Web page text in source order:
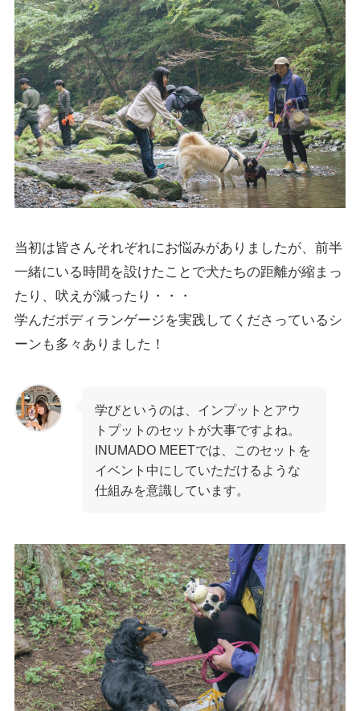
当初は皆さんそれぞれにお悩みがありましたが、前半
一緒にいる時間を設けたことで犬たちの距離が縮まっ
たり、吠えが減ったり・・・
学んだボディランゲージを実践してくださっているシ
ーンも多々ありました！
学びというのは、インプットとアウ
トプットのセットが大事ですよね。
INUMADO MEETでは、このセットを
イベント中にしていただけるような
仕組みを意識しています。